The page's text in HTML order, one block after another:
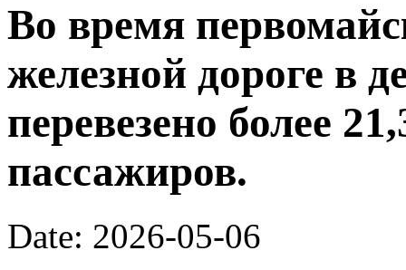
Во время
железной дороге в
перевезено более
пассажиров.
Date: 2026-05-06